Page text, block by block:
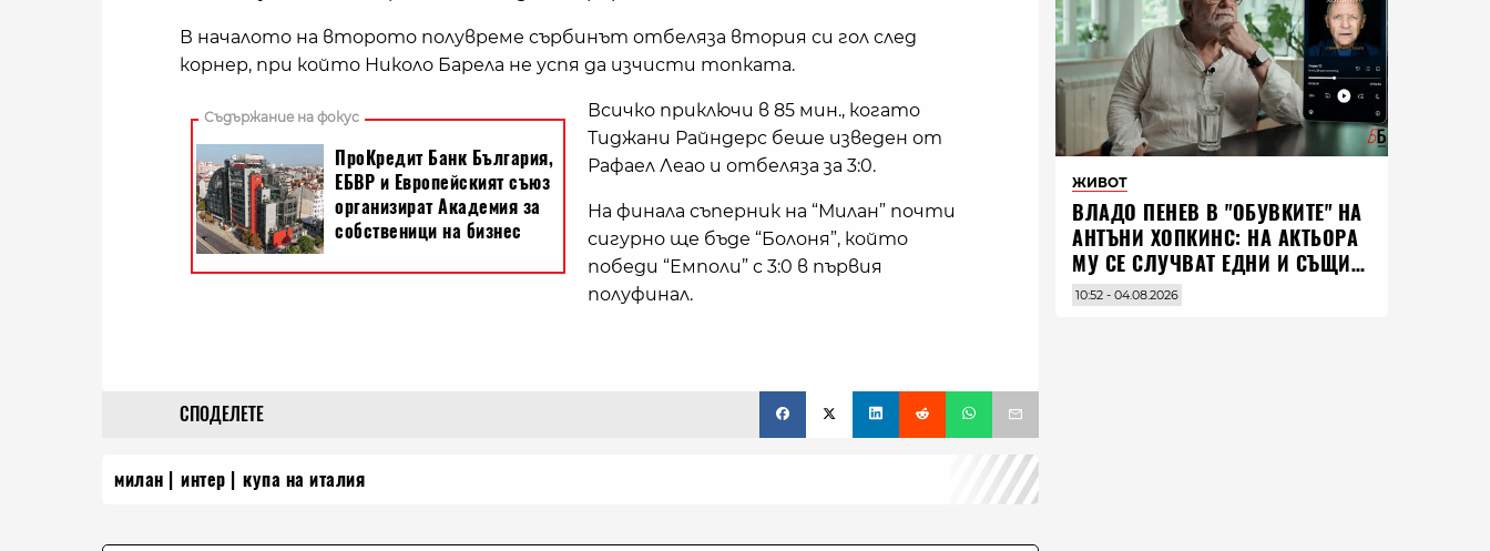
В началото на второто полувреме сърбинът отбеляза втория си гол след
корнер, при който Николо Барела не успя да изчисти топката.
Всичко приключи в 85 мин., когато
Тиджани Райндерс беше изведен от
Рафаел Леао и отбеляза за 3:0.
На финала съперник на “Милан” почти
сигурно ще бъде “Болоня”, който
победи “Емполи” с 3:0 в първия
полуфинал.
СПОДЕЛЕТЕ
милан интер купа на италия
ЖИВОТ
ВЛАДO ПЕНЕВ В "ОБУВКИТЕ" НА
АНТЪНИ ХОПКИНС: НА АКТЬОРА
МУ СЕ СЛУЧВАТ ЕДНИ И СЪЩИ
НЕЩА ПО ЦЕЛИЯ СВЯТ
10:52 - 04.08.2026